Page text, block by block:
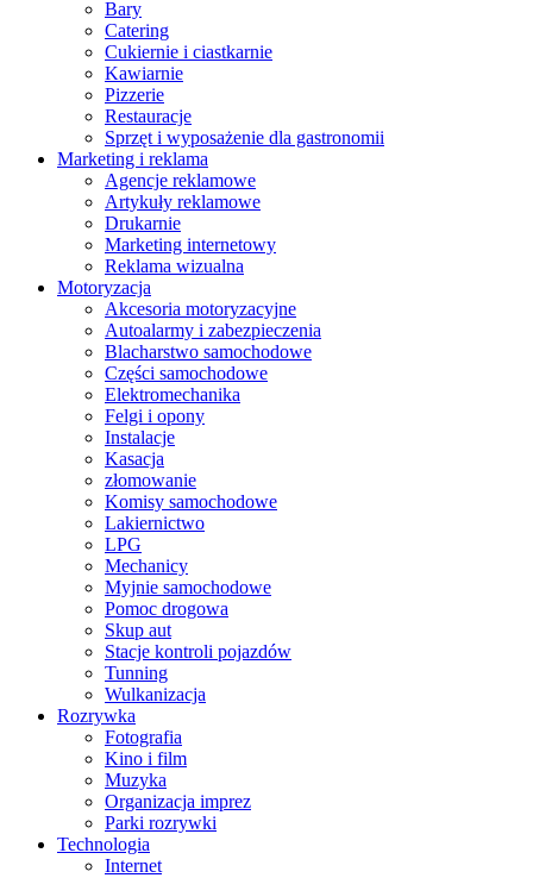
Bary
Catering
Cukiernie i ciastkarnie
Kawiarnie
Pizzerie
Restauracje
Sprzęt i wyposażenie dla gastronomii
Marketing i reklama
Agencje reklamowe
Artykuły reklamowe
Drukarnie
Marketing internetowy
Reklama wizualna
Motoryzacja
Akcesoria motoryzacyjne
Autoalarmy i zabezpieczenia
Blacharstwo samochodowe
Części samochodowe
Elektromechanika
Felgi i opony
Instalacje
Kasacja
złomowanie
Komisy samochodowe
Lakiernictwo
LPG
Mechanicy
Myjnie samochodowe
Pomoc drogowa
Skup aut
Stacje kontroli pojazdów
Tunning
Wulkanizacja
Rozrywka
Fotografia
Kino i film
Muzyka
Organizacja imprez
Parki rozrywki
Technologia
Internet